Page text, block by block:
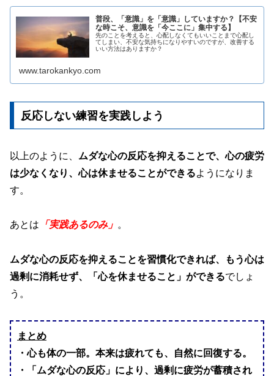
普段、「意識」を「意識」していますか？【不安
な時こそ、意識を「今ここに」集中する】
先のことを考えると、心配しなくてもいいことまで心配し
てしまい、不安な気持ちになりやすいのですが、改善する
いい方法はありますか？
www.tarokankyo.com
反応しない練習を実践しよう
以上のように、 ムダな心の反応を抑えることで、心の疲労
は少なくなり、心は休ませることができるようになりま
す。
あとは 「実践あるのみ」 。
ムダな心の反応を抑えることを習慣化できれば、もう心は
過剰に消耗せず、「心を休ませること」ができるでしょ
う。
まとめ
・心も体の一部。本来は疲れても、自然に回復する。
・「ムダな心の反応」により、過剰に疲労が蓄積され